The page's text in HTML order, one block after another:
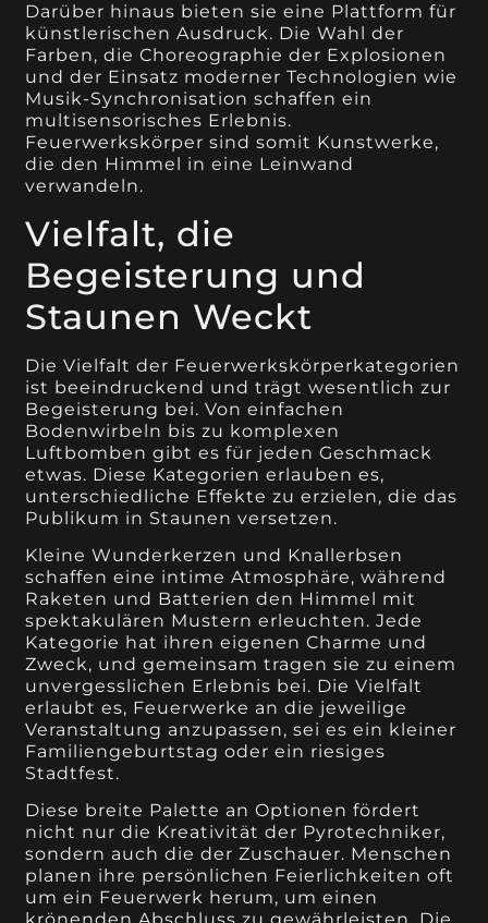
Darüber hinaus bieten sie eine Plattform für
künstlerischen Ausdruck. Die Wahl der
Farben, die Choreographie der Explosionen
und der Einsatz moderner Technologien wie
Musik-Synchronisation schaffen ein
multisensorisches Erlebnis.
Feuerwerkskörper sind somit Kunstwerke,
die den Himmel in eine Leinwand
verwandeln.
Vielfalt, die
Begeisterung und
Staunen Weckt
Die Vielfalt der Feuerwerkskörperkategorien
ist beeindruckend und trägt wesentlich zur
Begeisterung bei. Von einfachen
Bodenwirbeln bis zu komplexen
Luftbomben gibt es für jeden Geschmack
etwas. Diese Kategorien erlauben es,
unterschiedliche Effekte zu erzielen, die das
Publikum in Staunen versetzen.
Kleine Wunderkerzen und Knallerbsen
schaffen eine intime Atmosphäre, während
Raketen und Batterien den Himmel mit
spektakulären Mustern erleuchten. Jede
Kategorie hat ihren eigenen Charme und
Zweck, und gemeinsam tragen sie zu einem
unvergesslichen Erlebnis bei. Die Vielfalt
erlaubt es, Feuerwerke an die jeweilige
Veranstaltung anzupassen, sei es ein kleiner
Familiengeburtstag oder ein riesiges
Stadtfest.
Diese breite Palette an Optionen fördert
nicht nur die Kreativität der Pyrotechniker,
sondern auch die der Zuschauer. Menschen
planen ihre persönlichen Feierlichkeiten oft
um ein Feuerwerk herum, um einen